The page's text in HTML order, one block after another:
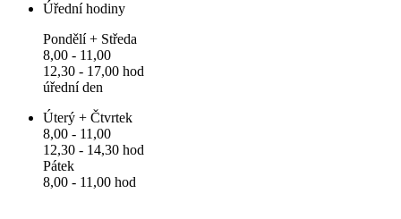
Úřední hodiny
Pondělí + Středa
8,00 - 11,00
12,30 - 17,00 hod
úřední den
Úterý + Čtvrtek
8,00 - 11,00
12,30 - 14,30 hod
Pátek
8,00 - 11,00 hod